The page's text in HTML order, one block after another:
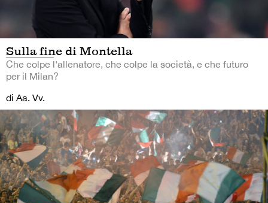
Sulla fine di Montella
Che colpe l'allenatore, che colpe la società, e che futuro
per il Milan?
di Aa. Vv.